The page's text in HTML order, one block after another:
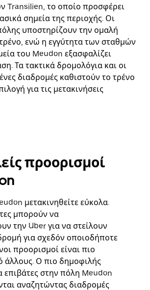
Transilien, το οποίο προσφέρει
σημεία της περιοχής. Οι
υποστηρίζουν την ομαλή
ενώ η εγγύτητα των σταθμών
του Meudon εξασφαλίζει
Τα τακτικά δρομολόγια και οι
διαδρομές καθιστούν το τρένο
για τις μετακινήσεις
προορισμοί
μετακινηθείτε εύκολα.
μπορούν να
την Uber για να στείλουν
για σχεδόν οποιοδήποτε
προορισμοί είναι πιο
άλλους. Ο πιο δημοφιλής
επιβάτες στην πόλη Meudon
αναζητώντας διαδρομές